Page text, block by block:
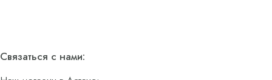
Связаться с нами: